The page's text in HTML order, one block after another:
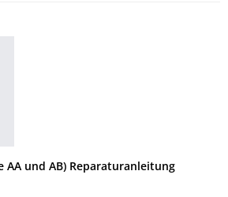
und AB) Reparaturanleitung